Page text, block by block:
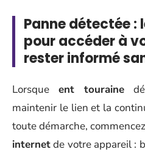
Panne détectée :
pour accéder à
rester informé
Lorsque ent touraine
maintenir le lien et la
toute démarche,
internetde votre appareil :